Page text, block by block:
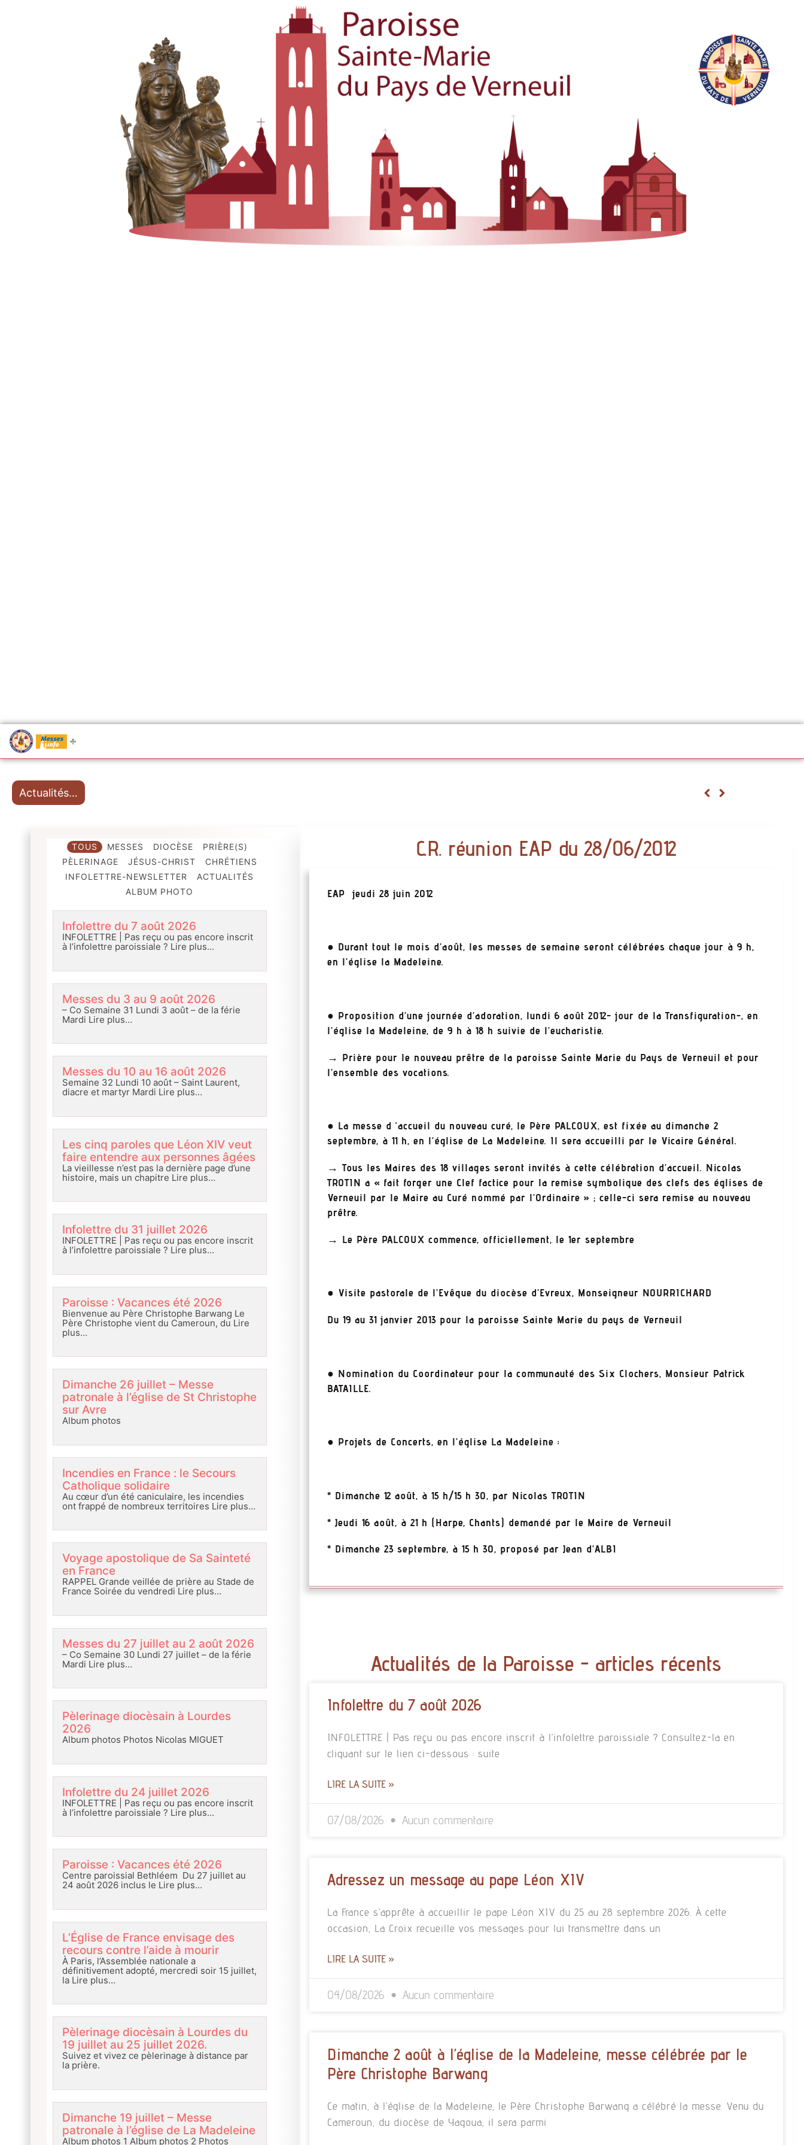
Messes
Actualités…
TOUS MESSES DIOCÈSE
PRIÈRE(S)
PÈLERINAGE
JÉSUS-CHRIST
CHRÉTIENS
INFOLETTRE-NEWSLETTER
ACTUALITÉS
ALBUM PHOTO
Infolettre du 7 août 2026
INFOLETTRE | Pas reçu ou pas encore inscrit
à l’infolettre paroissiale ? Lire plus…
Messes du 3 au 9 août 2026
– Co Semaine 31 Lundi 3 août – de la férie
Mardi Lire plus…
Messes du 10 au 16 août 2026
Semaine 32 Lundi 10 août – Saint Laurent,
diacre et martyr Mardi Lire plus…
Les cinq paroles que Léon XIV veut
faire entendre aux personnes âgées
La vieillesse n’est pas la dernière page d’une
histoire, mais un chapitre Lire plus…
Infolettre du 31 juillet 2026
INFOLETTRE | Pas reçu ou pas encore inscrit
à l’infolettre paroissiale ? Lire plus…
Paroisse : Vacances été 2026
Bienvenue au Père Christophe Barwang Le
Père Christophe vient du Cameroun, du Lire
plus…
Dimanche 26 juillet – Messe
patronale à l’église de St Christophe
sur Avre
Album photos
Incendies en France : le Secours
Catholique solidaire
Au cœur d’un été caniculaire, les incendies
ont frappé de nombreux territoires Lire plus…
Voyage apostolique de Sa Sainteté
en France
RAPPEL Grande veillée de prière au Stade de
France Soirée du vendredi Lire plus…
Messes du 27 juillet au 2 août 2026
– Co Semaine 30 Lundi 27 juillet – de la férie
Mardi Lire plus…
Pèlerinage diocèsain à Lourdes
2026
Album photos Photos Nicolas MIGUET
Infolettre du 24 juillet 2026
INFOLETTRE | Pas reçu ou pas encore inscrit
à l’infolettre paroissiale ? Lire plus…
Paroisse : Vacances été 2026
Centre paroissial Bethléem Du 27 juillet au
24 août 2026 inclus le Lire plus…
L’Église de France envisage des
recours contre l’aide à mourir
À Paris, l’Assemblée nationale a
définitivement adopté, mercredi soir 15 juillet,
la Lire plus…
Pèlerinage diocèsain à Lourdes du
19 juillet au 25 juillet 2026.
Suivez et vivez ce pèlerinage à distance par
la prière.
Dimanche 19 juillet – Messe
patronale à l’église de La Madeleine
Album photos 1 Album photos 2 Photos
C.R. réunion EAP du 28/06/2012
EAP jeudi 28 juin 2012
● Durant tout le mois d’août, les messes de semaine seront célébrées chaque jour à 9 h,
en l’église la Madeleine.
● Proposition d’une journée d’adoration, lundi 6 août 2012- jour de la Transfiguration-, en
l’église la Madeleine, de 9 h à 18 h suivie de l’eucharistie.
→ Prière pour le nouveau prêtre de la paroisse Sainte Marie du Pays de Verneuil et pour
l’ensemble des vocations.
● La messe d ‘accueil du nouveau curé, le Père PALCOUX, est fixée au dimanche 2
septembre, à 11 h, en l’église de La Madeleine. Il sera accueilli par le Vicaire Général.
→ Tous les Maires des 18 villages seront invités à cette célébration d’accueil. Nicolas
TROTIN a « fait forger une Clef factice pour la remise symbolique des clefs des églises de
Verneuil par le Maire au Curé nommé par l’Ordinaire » ; celle-ci sera remise au nouveau
prêtre.
→ Le Père PALCOUX commence, officiellement, le 1er septembre
● Visite pastorale de l’Evêque du diocèse d’Evreux, Monseigneur NOURRICHARD
Du 19 au 31 janvier 2013 pour la paroisse Sainte Marie du pays de Verneuil
● Nomination du Coordinateur pour la communauté des Six Clochers, Monsieur Patrick
BATAILLE.
● Projets de Concerts, en l’église La Madeleine :
* Dimanche 12 août, à 15 h/15 h 30, par Nicolas TROTIN
* Jeudi 16 août, à 21 h (Harpe, Chants) demandé par le Maire de Verneuil
* Dimanche 23 septembre, à 15 h 30, proposé par Jean d’ALBI
Actualités de la Paroisse - articles récents
Infolettre du 7 août 2026
INFOLETTRE | Pas reçu ou pas encore inscrit à l’infolettre paroissiale ? Consultez-la en
cliquant sur le lien ci-dessous : suite
LIRE LA SUITE »
07/08/2026 Aucun commentaire
Adressez un message au pape Léon XIV
La France s’apprête à accueillir le pape Léon XIV du 25 au 28 septembre 2026. À cette
occasion, La Croix recueille vos messages pour lui transmettre dans un
LIRE LA SUITE »
04/08/2026 Aucun commentaire
Dimanche 2 août à l’église de la Madeleine, messe célébrée par le
Père Christophe Barwang
Ce matin, à l’église de la Madeleine, le Père Christophe Barwang a célébré la messe. Venu du
Cameroun, du diocèse de Yagoua, il sera parmi